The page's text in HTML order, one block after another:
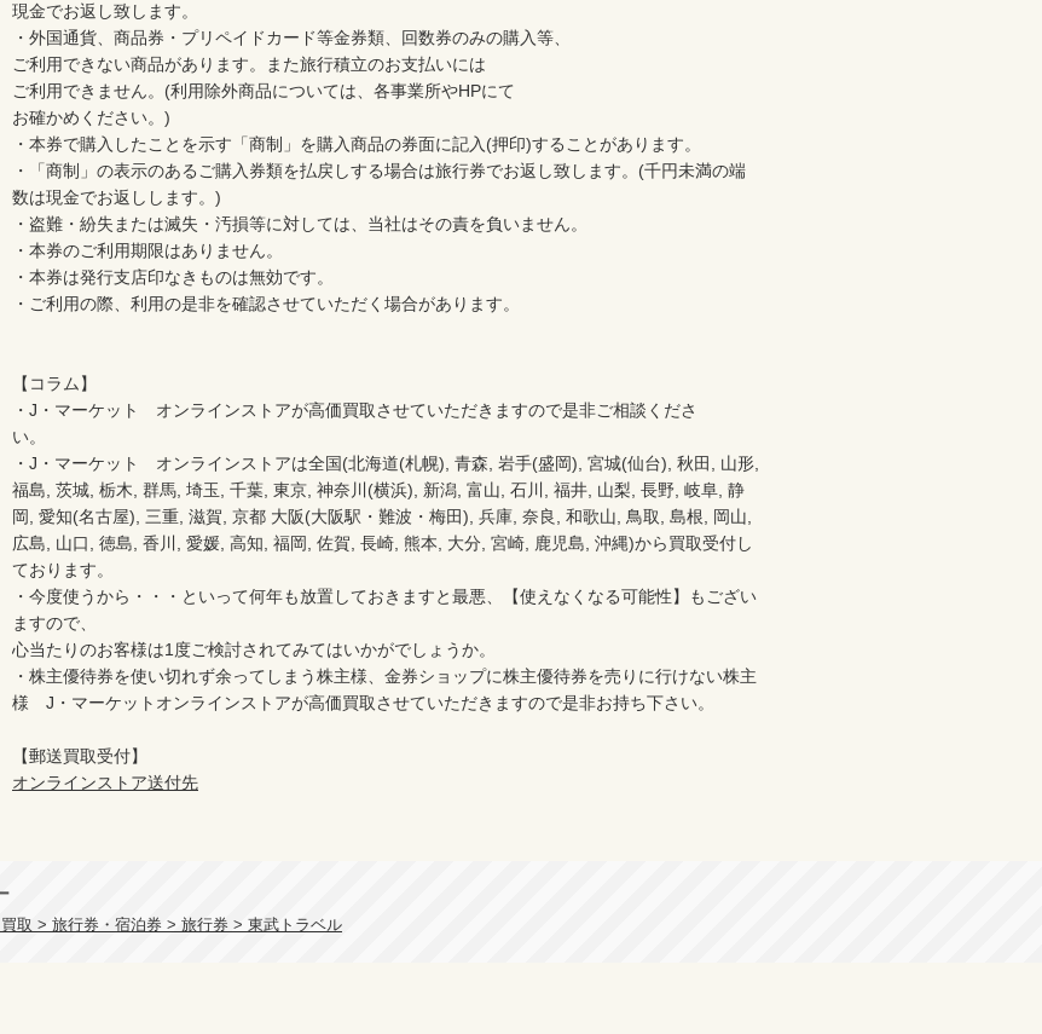
現金でお返し致します。
・外国通貨、商品券・プリペイドカード等金券類、回数券のみの購入等、
ご利用できない商品があります。また旅行積立のお支払いには
ご利用できません。(利用除外商品については、各事業所やHPにて
お確かめください。)
・本券で購入したことを示す「商制」を購入商品の券面に記入(押印)することがあります。
・「商制」の表示のあるご購入券類を払戻しする場合は旅行券でお返し致します。(千円未満の端
数は現金でお返しします。)
・盗難・紛失または滅失・汚損等に対しては、当社はその責を負いません。
・本券のご利用期限はありません。
・本券は発行支店印なきものは無効です。
・ご利用の際、利用の是非を確認させていただく場合があります。
【コラム】
・J・マーケット　オンラインストアが高価買取させていただきますので是非ご相談くださ
い。
・J・マーケット　オンラインストアは全国(北海道(札幌), 青森, 岩手(盛岡), 宮城(仙台), 秋田, 山形,
福島, 茨城, 栃木, 群馬, 埼玉, 千葉, 東京, 神奈川(横浜), 新潟, 富山, 石川, 福井, 山梨, 長野, 岐阜, 静
岡, 愛知(名古屋), 三重, 滋賀, 京都 大阪(大阪駅・難波・梅田), 兵庫, 奈良, 和歌山, 鳥取, 島根, 岡山,
広島, 山口, 徳島, 香川, 愛媛, 高知, 福岡, 佐賀, 長崎, 熊本, 大分, 宮崎, 鹿児島, 沖縄)から買取受付し
ております。
・今度使うから・・・といって何年も放置しておきますと最悪、【使えなくなる可能性】もござい
ますので、
心当たりのお客様は1度ご検討されてみてはいかがでしょうか。
・株主優待券を使い切れず余ってしまう株主様、金券ショップに株主優待券を売りに行けない株主
様　J・マーケットオンラインストアが高価買取させていただきますので是非お持ち下さい。
オンラインストア送付先
取 > 旅行券・宿泊券 > 旅行券 > 東武トラベル